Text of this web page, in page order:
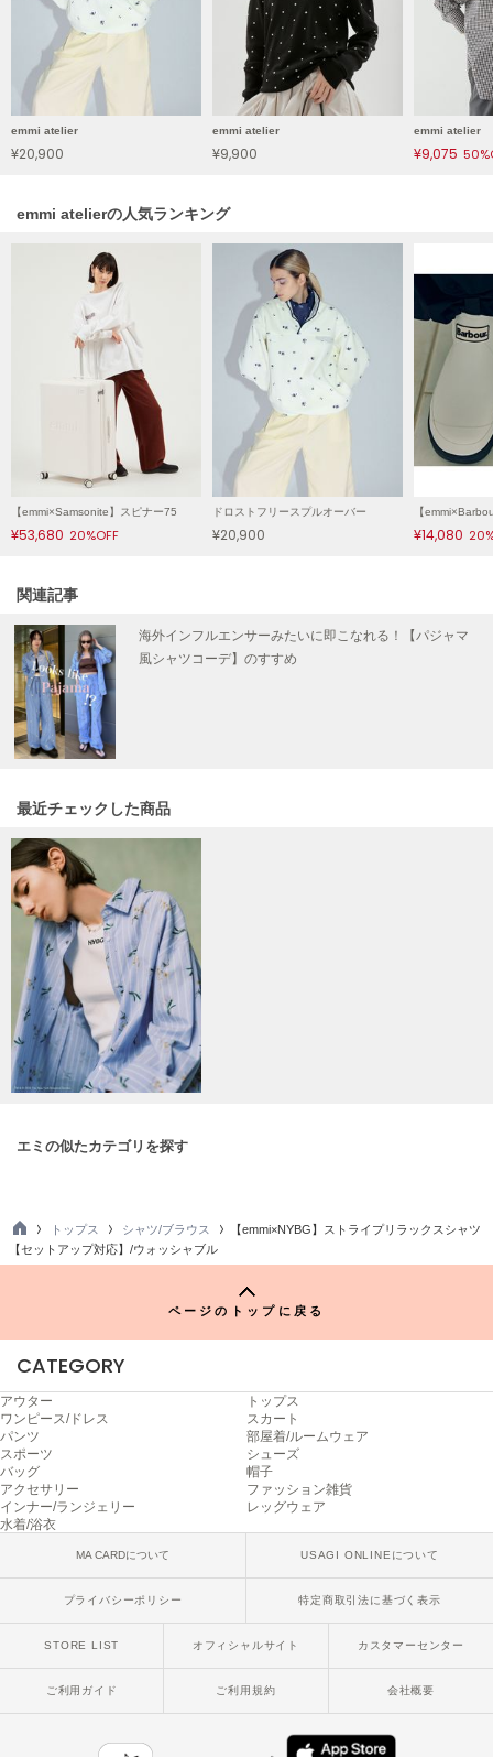
made of Organics
メイドオブオーガニクス
MICHU COQUETTE
ミチュ コケット
MIESROHE
ミラオーウェン
NEW Balance
ニューバランス
ネズ
NIKE
ナイキ
NOWNS
ナウンス
On
オン
Onitsuka Tiger
オニツカ タイガー
ORGUE
オルグ
ORR
オル
PATRICK
Philly chocolate
フィリーチョコレート
PUMA
プーマ
Reebok
リーボック
sanrio house
サンリオハウス
SESAME STREET MARKET
セサミストリートマーケット
emmi atelier
¥20,900
emmi atelier
¥9,900
emmi atelier
¥9,075
emmi atelierの人気ランキング
【emmi×Samsonite】スピナー75
¥53,680 20%OFF
ドロストフリースプルオーバー
¥20,900 ¥14,080
関連記事
海外インフルエンサーみたいに即こなれる！【パジャマ
風シャツコーデ】のすすめ
最近チェックした商品
エミの似たカテゴリを探す
TO
P
トップス シャツ/ブラウス
【emmi×NYBG】ストライプリラックスシャツ
【セットアップ対応】/ウォッシャブル
ページのトップに戻る
CATEGORY
アウター
トップス
ワンピース/ドレス
スカート
パンツ
部屋着/ルームウェア
スポーツ
シューズ
バッグ
帽子
アクセサリー
ファッション雑貨
インナー/ランジェリー
レッグウェア
水着/浴衣
MA CARDについて USAGI ONLINEについて
プライバシーポリシー 特定商取引法に基づく表示
STORE LIST オフィシャルサイト カスタマーセンター
ご利用ガイド ご利用規約 会社概要